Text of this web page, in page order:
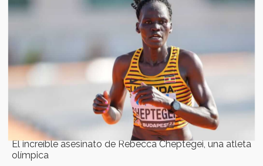
El increíble asesinato de Rebecca Cheptegei, una atleta
olímpica